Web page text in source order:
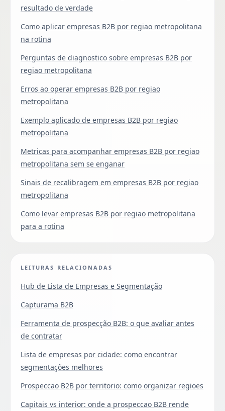
resultado de verdade
Como aplicar empresas B2B por regiao metropolitana
na rotina
Perguntas de diagnostico sobre empresas B2B por
regiao metropolitana
Erros ao operar empresas B2B por regiao
metropolitana
Exemplo aplicado de empresas B2B por regiao
metropolitana
Metricas para acompanhar empresas B2B por regiao
metropolitana sem se enganar
Sinais de recalibragem em empresas B2B por regiao
metropolitana
Como levar empresas B2B por regiao metropolitana
para a rotina
LEITURAS RELACIONADAS
Hub de Lista de Empresas e Segmentação
Capturama B2B
Ferramenta de prospecção B2B: o que avaliar antes
de contratar
Lista de empresas por cidade: como encontrar
segmentações melhores
Prospeccao B2B por territorio: como organizar regioes
Capitais vs interior: onde a prospeccao B2B rende